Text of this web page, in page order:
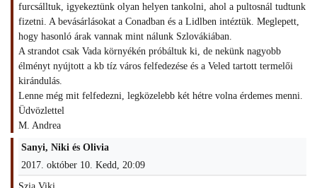
furcsálltuk, igyekeztünk olyan helyen tankolni, ahol a pultosnál tudtunk
fizetni. A bevásárlásokat a Conadban és a Lidlben intéztük. Meglepett,
hogy hasonló árak vannak mint nálunk Szlovákiában.
A strandot csak Vada környékén próbáltuk ki, de nekünk nagyobb
élményt nyújtott a kb tíz város felfedezése és a Veled tartott termelői
kirándulás.
Lenne még mit felfedezni, legközelebb két hétre volna érdemes menni.
Üdvözlettel
M. Andrea
Sanyi, Niki és Olivia
2017. október 10. Kedd, 20:09